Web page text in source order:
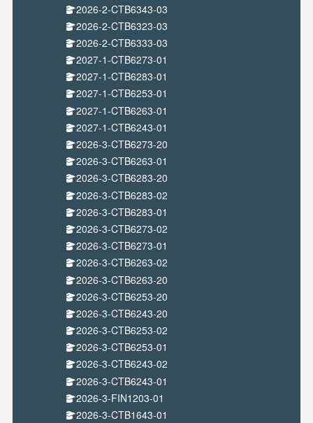
2026-2-CTB6343-03
2026-2-CTB6323-03
2026-2-CTB6333-03
2027-1-CTB6273-01
2027-1-CTB6283-01
2027-1-CTB6253-01
2027-1-CTB6263-01
2027-1-CTB6243-01
2026-3-CTB6273-20
2026-3-CTB6263-01
2026-3-CTB6283-20
2026-3-CTB6283-02
2026-3-CTB6283-01
2026-3-CTB6273-02
2026-3-CTB6273-01
2026-3-CTB6263-02
2026-3-CTB6263-20
2026-3-CTB6253-20
2026-3-CTB6243-20
2026-3-CTB6253-02
2026-3-CTB6253-01
2026-3-CTB6243-02
2026-3-CTB6243-01
2026-3-FIN1203-01
2026-3-CTB1643-01